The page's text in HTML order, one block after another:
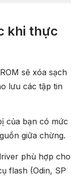
khi thực
sẽ xóa sạch
lưu các tập tin
của bạn có mức
giữa chừng.
phù hợp cho
flash (Odin, SP